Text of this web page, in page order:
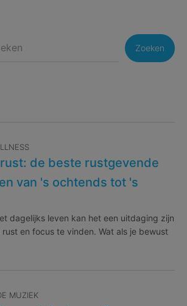
Zoeken
de beste rustgevende
van 's ochtends tot 's
dagelijks leven kan het een uitdaging zijn
en focus te vinden. Wat als je bewust
MUZIEK